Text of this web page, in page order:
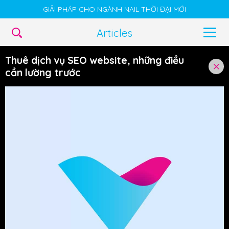
GIẢI PHÁP CHO NGÀNH NAIL THỜI ĐẠI MỚI
Articles
Thuê dịch vụ SEO website, những điều
cần lường trước